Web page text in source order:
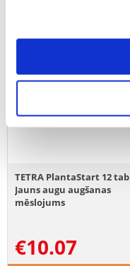
TETRA PlantaStart 12 tab
Jauns augu augšanas
mēslojums
€10.07